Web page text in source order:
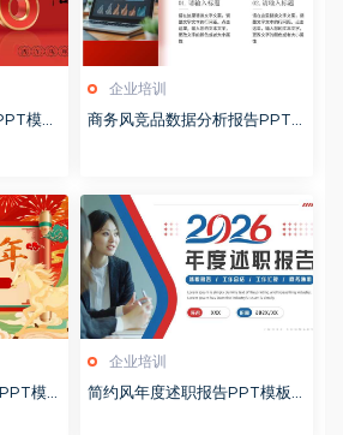
模板
企业培训
商务风竞品数据分析报告PPT
模
企业培训
简约风年度述职报告PPT模板2